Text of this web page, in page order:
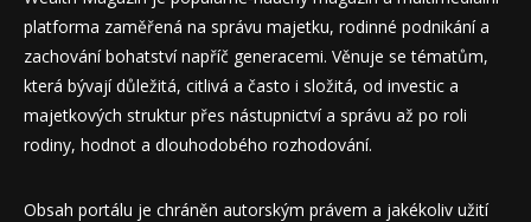
platforma zaměřená na správu majetku, rodinné podnikání a
zachování bohatství napříč generacemi. Věnuje se tématům,
která bývají důležitá, citlivá a často i složitá, od investic a
majetkových struktur přes nástupnictví a správu až po roli
rodiny, hodnot a dlouhodobého rozhodování.
Obsah portálu je chráněn autorským právem a jakékoliv užití